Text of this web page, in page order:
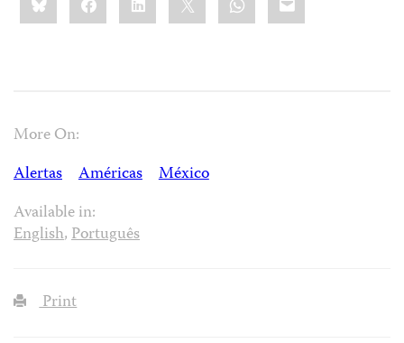
More On:
Alertas
Américas
México
Available in:
English,Português
Print